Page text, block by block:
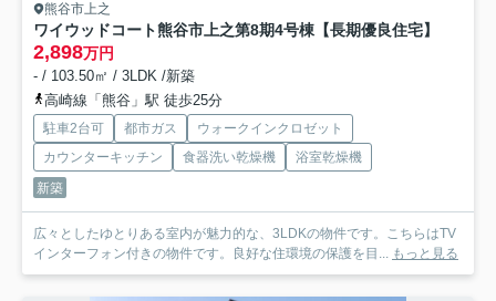
熊谷市上之
ワイウッドコート熊谷市上之第8期4号棟【長期優良住宅】
2,898万円
- / 103.50㎡ / 3LDK /新築
高崎線「熊谷」駅 徒歩25分
駐車2台可 都市ガス
ウォークインクロゼット
カウンターキッチン
食器洗い乾燥機
浴室乾燥機
新築
広々としたゆとりある室内が魅力的な、3LDKの物件です。こちらはTV
インターフォン付きの物件です。良好な住環境の保護を目... もっと見る